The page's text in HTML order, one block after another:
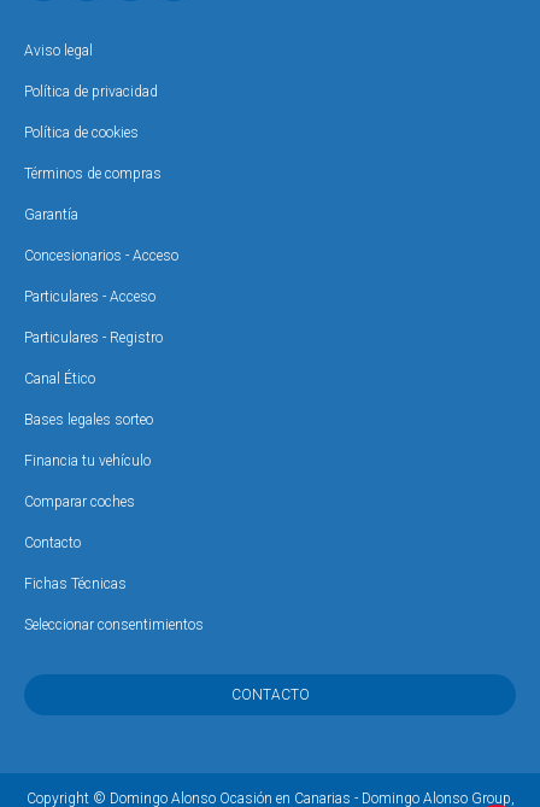
Aviso legal
Política de privacidad
Política de cookies
Términos de compras
Garantía
Concesionarios - Acceso
Particulares - Acceso
Particulares - Registro
Canal Ético
Bases legales sorteo
Financia tu vehículo
Comparar coches
Contacto
Fichas Técnicas
Seleccionar consentimientos
CONTACTO
Copyright © Domingo Alonso Ocasión en Canarias - Domingo Alonso Group,